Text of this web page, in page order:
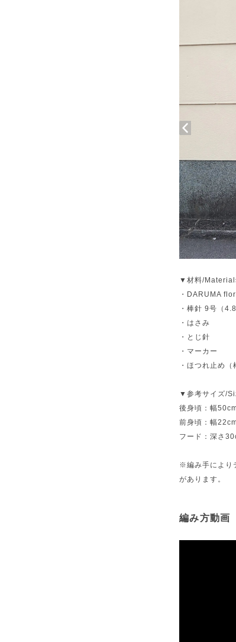
▼材料/
・DARUMA
・棒針 9号（
・はさみ
・とじ針
・マーカー
・ほつれ止め（
▼参考サイズ/
後身頃：幅
前身頃：幅
フード：深さ
※編み手により
があります。
編み方動画